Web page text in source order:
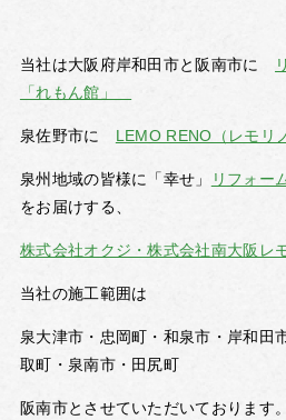
当社は大阪府岸和田市と阪南市に
「れもん館」
泉佐野市に LEMO RENO（レモリ
泉州地域の皆様に「幸せ」 リフォー
をお届けする、
株式会社オクジ・株式会社南大阪レ
当社の施工範囲は
泉大津市・忠岡町・和泉市・岸和田
取町・泉南市・田尻町
阪南市とさせていただいております。